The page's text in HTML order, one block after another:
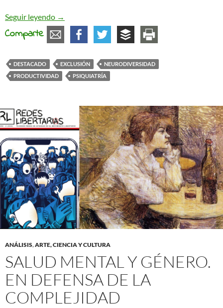
Seguir leyendo La neurodiversidad más allá del modelo social
→
Comparte
DESTACADO EXCLUSIÓN
NEURODIVERSIDAD
PRODUCTIVIDAD
PSIQUIATRÍA
ANÁLISIS,ARTE, CIENCIA Y CULTURA
SALUD MENTAL Y GÉNERO.
EN DEFENSA DE LA
COMPLEJIDAD